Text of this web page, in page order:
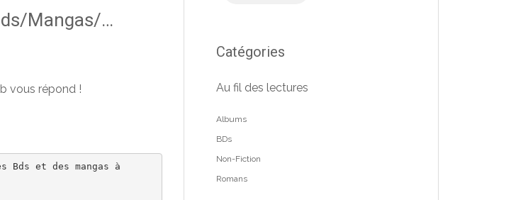
Mangas/…
vous répond !
et des mangas à
Catégories
Au fil des lectures
Albums
BDs
Non-Fiction
Romans